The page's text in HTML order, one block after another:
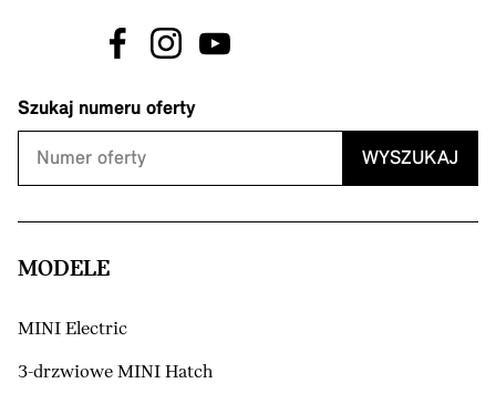
Szukaj numeru oferty
WYSZUKAJ
MODELE
MINI Electric
3-drzwiowe MINI Hatch